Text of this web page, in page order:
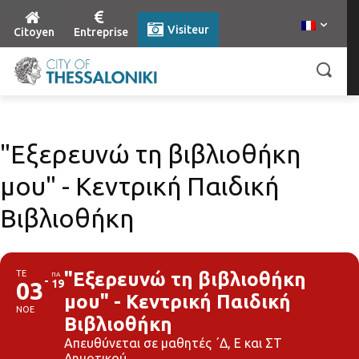
Citoyen Entreprise Visiteur
"Εξερευνώ τη βιβλιοθήκη
μου" - Κεντρική Παιδική
Βιβλιοθήκη
ΤΕ
03
ΝΟΕ
ΠΑ
19"Εξερευνώ τη βιβλιοθήκη
μου" - Κεντρική Παιδική
Βιβλιοθήκη
Απευθύνεται σε μαθητές ΄Δ, Ε και ΣΤ